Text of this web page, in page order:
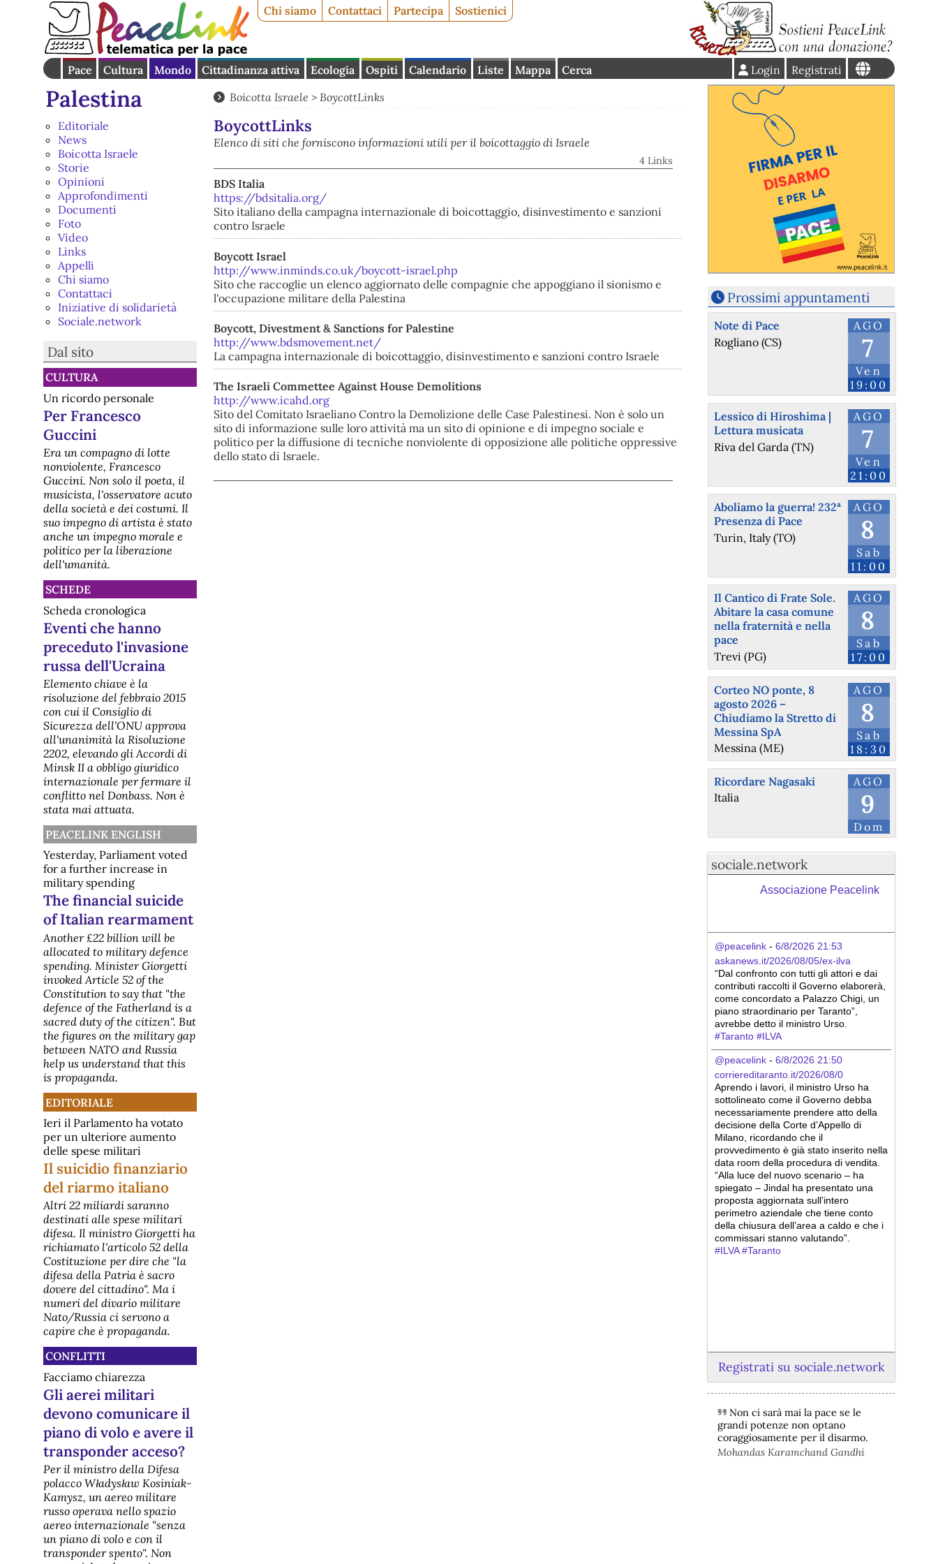
Chi siamo Contattaci Partecipa Sostienici
Pace Cultura Mondo Cittadinanza attiva Ecologia Ospiti Calendario Liste Mappa Cerca Registrati
Login
Palestina
Editoriale
News
Boicotta Israele
Storie
Opinioni
Approfondimenti
Documenti
Foto
Video
Links
Appelli
Chi siamo
Contattaci
Iniziative di solidarietà
Sociale.network
Dal sito
CULTURA
Un ricordo personale
Per Francesco
Guccini
Era un compagno di lotte
nonviolente, Francesco
Guccini. Non solo il poeta, il
musicista, l'osservatore acuto
della società e dei costumi. Il
suo impegno di artista è stato
anche un impegno morale e
politico per la liberazione
dell'umanità.
SCHEDE
Scheda cronologica
Eventi che hanno
preceduto l'invasione
russa dell'Ucraina
Elemento chiave è la
risoluzione del febbraio 2015
con cui il Consiglio di
Sicurezza dell'ONU approva
all'unanimità la Risoluzione
2202, elevando gli Accordi di
Minsk II a obbligo giuridico
internazionale per fermare il
conflitto nel Donbass. Non è
stata mai attuata.
PEACELINK ENGLISH
Yesterday, Parliament voted
for a further increase in
military spending
The financial suicide
of Italian rearmament
Another £22 billion will be
allocated to military defence
spending. Minister Giorgetti
invoked Article 52 of the
Constitution to say that "the
defence of the Fatherland is a
sacred duty of the citizen". But
the figures on the military gap
between NATO and Russia
help us understand that this
is propaganda.
EDITORIALE
Ieri il Parlamento ha votato
per un ulteriore aumento
delle spese militari
Il suicidio finanziario
del riarmo italiano
Altri 22 miliardi saranno
destinati alle spese militari
difesa. Il ministro Giorgetti ha
richiamato l'articolo 52 della
Costituzione per dire che "la
difesa della Patria è sacro
dovere del cittadino". Ma i
numeri del divario militare
Nato/Russia ci servono a
capire che è propaganda.
CONFLITTI
Facciamo chiarezza
Gli aerei militari
devono comunicare il
piano di volo e avere il
transponder acceso?
Per il ministro della Difesa
polacco Władysław Kosiniak-
Kamysz, un aereo militare
russo operava nello spazio
aereo internazionale "senza
un piano di volo e con il
transponder spento". Non
Boicotta Israele >BoycottLinks
BoycottLinks
Elenco di siti che forniscono informazioni utili per il boicottaggio di Israele
4 Links
BDS Italia
https://bdsitalia.org/
Sito italiano della campagna internazionale di boicottaggio, disinvestimento e sanzioni
contro Israele
Boycott Israel
http://www.inminds.co.uk/boycott-israel.php
Sito che raccoglie un elenco aggiornato delle compagnie che appoggiano il sionismo e
l'occupazione militare della Palestina
Boycott, Divestment & Sanctions for Palestine
http://www.bdsmovement.net/
La campagna internazionale di boicottaggio, disinvestimento e sanzioni contro Israele
The Israeli Commettee Against House Demolitions
http://www.icahd.org
Sito del Comitato Israeliano Contro la Demolizione delle Case Palestinesi. Non è solo un
sito di informazione sulle loro attività ma un sito di opinione e di impegno sociale e
politico per la diffusione di tecniche nonviolente di opposizione alle politiche oppressive
dello stato di Israele.
Prossimi appuntamenti
AGO
7
Ven
19:00
Note di Pace
Rogliano (CS)
AGO
7
Ven
21:00
Lessico di Hiroshima |
Lettura musicata
Riva del Garda (TN)
AGO
8
Sab
11:00
Aboliamo la guerra! 232ª
Presenza di Pace
Turin, Italy (TO)
AGO
8
Sab
17:00
Il Cantico di Frate Sole.
Abitare la casa comune
nella fraternità e nella
pace
Trevi (PG)
AGO
8
Sab
18:30
Corteo NO ponte, 8
agosto 2026 –
Chiudiamo la Stretto di
Messina SpA
Messina (ME)
AGO
9
Dom
Ricordare Nagasaki
Italia
sociale.network
Associazione Peacelink
@peacelink - 6/8/2026 21:53
askanews.it/2026/08/05/ex-ilva
“Dal confronto con tutti gli attori e dai
contributi raccolti il Governo elaborerà,
come concordato a Palazzo Chigi, un
piano straordinario per Taranto”,
avrebbe detto il ministro Urso.
#Taranto #ILVA
@peacelink - 6/8/2026 21:50
corriereditaranto.it/2026/08/0
Aprendo i lavori, il ministro Urso ha
sottolineato come il Governo debba
necessariamente prendere atto della
decisione della Corte d’Appello di
Milano, ricordando che il
provvedimento è già stato inserito nella
data room della procedura di vendita.
“Alla luce del nuovo scenario – ha
spiegato – Jindal ha presentato una
proposta aggiornata sull’intero
perimetro aziendale che tiene conto
della chiusura dell’area a caldo e che i
commissari stanno valutando”.
#ILVA #Taranto
@peacelink - 6/8/2026 21:45
borsaitaliana.it/borsa/notizie
Si sta ragionando su un piano B per
Taranto dopo la chiusura dell’area a
Registrati su sociale.network
Non ci sarà mai la pace se le
grandi potenze non optano
coraggiosamente per il disarmo.
Mohandas Karamchand Gandhi